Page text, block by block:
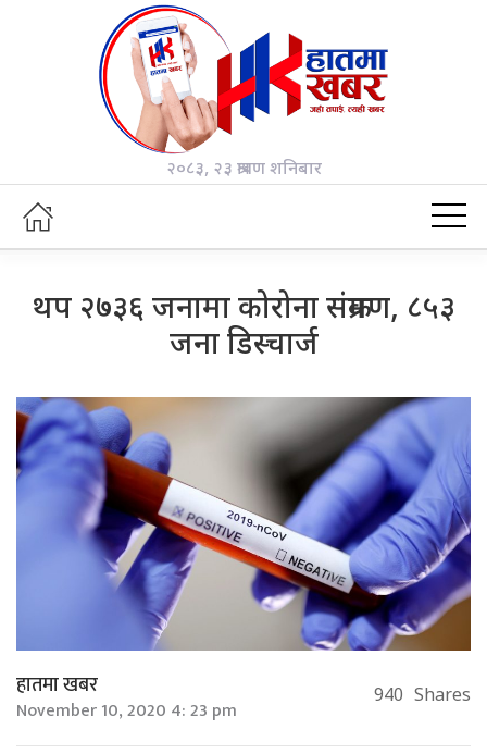
२०८३, २३ श्रावण शनिबार
थप २७३६ जनामा कोरोना संक्रमण, ८५३
जना डिस्चार्ज
हातमा खबर
November 10, 2020 4: 23 pm 940 Shares